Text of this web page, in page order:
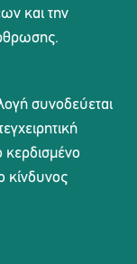
και την
συνοδεύεται
κερδισμένο
κίνδυνος